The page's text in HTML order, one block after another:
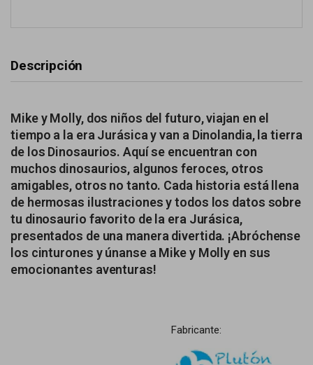
Descripción
Mike y Molly, dos niños del futuro, viajan en el
tiempo a la era Jurásica y van a Dinolandia, la tierra
de los Dinosaurios. Aquí se encuentran con
muchos dinosaurios, algunos feroces, otros
amigables, otros no tanto. Cada historia está llena
de hermosas ilustraciones y todos los datos sobre
tu dinosaurio favorito de la era Jurásica,
presentados de una manera divertida. ¡Abróchense
los cinturones y únanse a Mike y Molly en sus
emocionantes aventuras!
Fabricante: